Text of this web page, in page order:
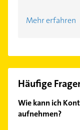
Mehr erfahren
Häufige
Wie kann ich
aufnehmen?